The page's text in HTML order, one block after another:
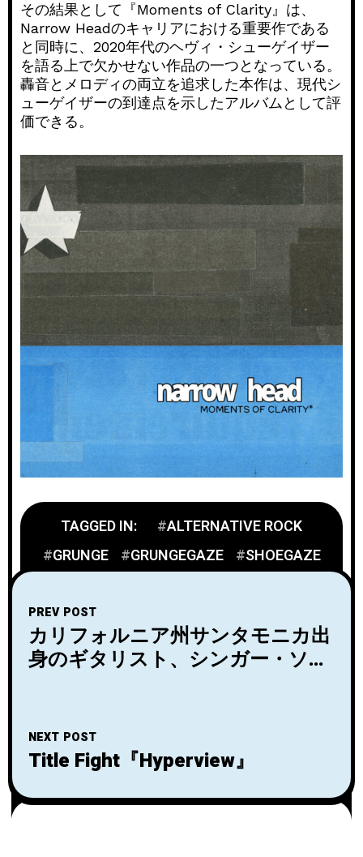
その結果として『Moments of Clarity』は、
Narrow Headのキャリアにおける重要作である
と同時に、2020年代のヘヴィ・シューゲイザー
を語る上で欠かせない作品の一つとなっている。
轟音とメロディの両立を追求した本作は、現代シ
ューゲイザーの到達点を示したアルバムとして評
価できる。
TAGGED IN:
ALTERNATIVE ROCK
GRUNGE
GRUNGEGAZE SHOEGAZE
PREV POST
カリフォルニア州サンタモニカ出
身のギタリスト、シンガー・ソン
NEXT POST
Title Fight『Hyperview』